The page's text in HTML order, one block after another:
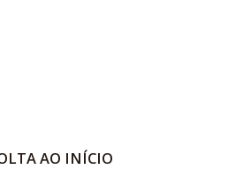
AO INÍCIO